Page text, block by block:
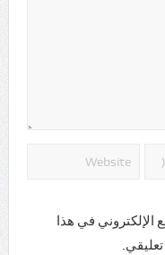
الإلكتروني في هذا